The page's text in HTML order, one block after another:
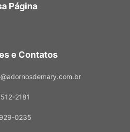
Página
e Contatos
2181
0235